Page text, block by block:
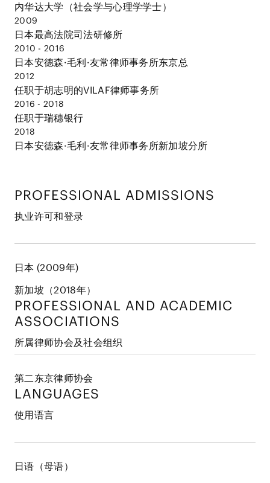
内华达大学（社会学与心理学学士）
2009
日本最高法院司法研修所
2010 - 2016
日本安德森·毛利·友常律师事务所东京总
2012
任职于胡志明的VILAF律师事务所
2016 - 2018
任职于瑞穗银行
2018
日本安德森·毛利·友常律师事务所新加坡分所
PROFESSIONAL ADMISSIONS
执业许可和登录
日本 (2009年)
新加坡（2018年）
PROFESSIONAL AND ACADEMIC
ASSOCIATIONS
所属律师协会及社会组织
第二东京律师协会
LANGUAGES
使用语言
日语（母语）